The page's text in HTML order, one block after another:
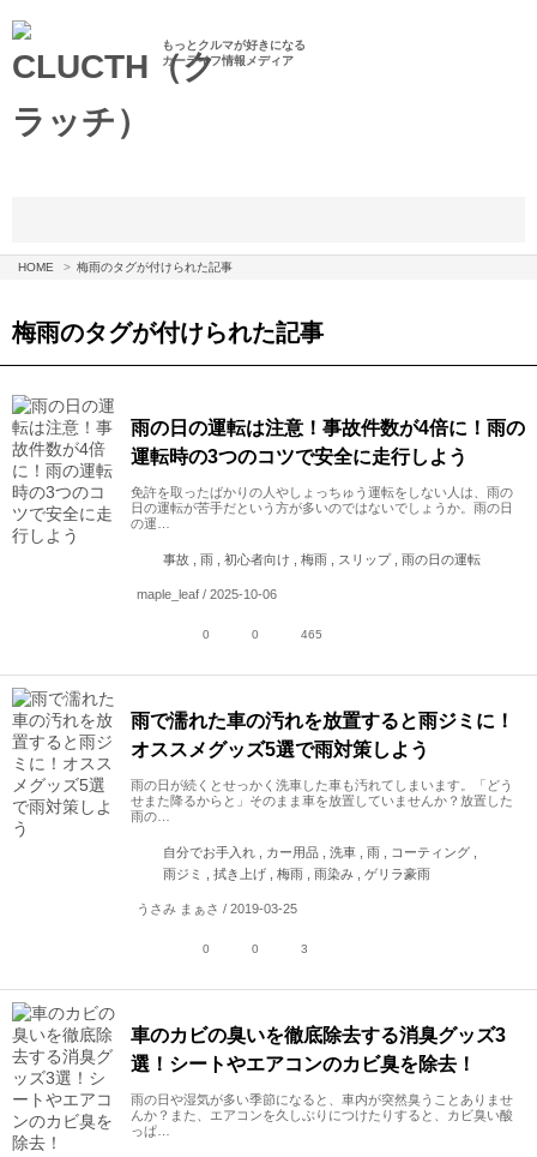
もっとクルマが好きになる
カーライフ情報メディア
HOME 梅雨のタグが付けられた記事
梅雨のタグが付けられた記事
雨の日の運転は注意！事故件数が4倍に！雨の
運転時の3つのコツで安全に走行しよう
免許を取ったばかりの人やしょっちゅう運転をしない人は、雨の
日の運転が苦手だという方が多いのではないでしょうか。雨の日
の運…
事故 , 雨 , 初心者向け , 梅雨 , スリップ , 雨の日の運転
maple_leaf / 2025-10-06
0 0 465
雨で濡れた車の汚れを放置すると雨ジミに！
オススメグッズ5選で雨対策しよう
雨の日が続くとせっかく洗車した車も汚れてしまいます。「どう
せまた降るからと」そのまま車を放置していませんか？放置した
雨の…
自分でお手入れ , カー用品 , 洗車 , 雨 , コーティング ,
雨ジミ , 拭き上げ , 梅雨 , 雨染み , ゲリラ豪雨
うさみ まぁさ / 2019-03-25
0 0 3
車のカビの臭いを徹底除去する消臭グッズ3
選！シートやエアコンのカビ臭を除去！
雨の日や湿気が多い季節になると、車内が突然臭うことありませ
んか？また、エアコンを久しぶりにつけたりすると、カビ臭い酸
っぱ…